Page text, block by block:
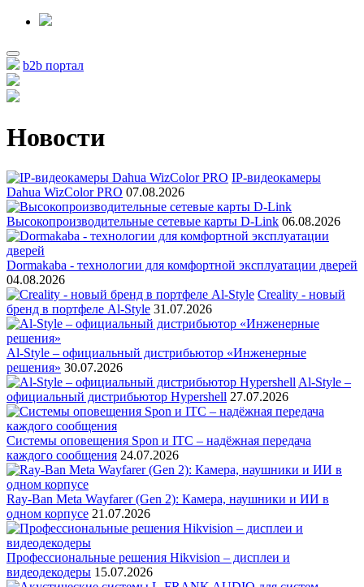
b2b портал
Новости
IP-видеокамеры
Dahua WizColor PRO 07.08.2026
Высокопроизводительные сетевые карты D-Link 06.08.2026
Dormakaba - технологии для комфортной эксплуатации дверей
04.08.2026
Creality - новый
бренд в портфеле Al-Style 31.07.2026
Al-Style – официальный дистрибьютор «Инженерные
решения» 30.07.2026
Al-Style –
официальный дистрибьютор Hypershell 27.07.2026
Системы оповещения Spon и ITC – надёжная передача
каждого сообщения 24.07.2026
Ray-Ban Meta Wayfarer (Gen 2): Камера, наушники и ИИ в
одном корпусе 21.07.2026
Профессиональные решения Hikvision – дисплеи и
видеодекодеры 15.07.2026